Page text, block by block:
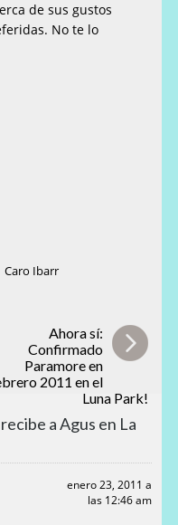
de sus gustos
No te lo
Caro Ibarr
Ahora sí:
Confirmado
Paramore en
2011 en el
Luna Park!
a Agus en La
enero 23, 2011 a
las 12:46 am